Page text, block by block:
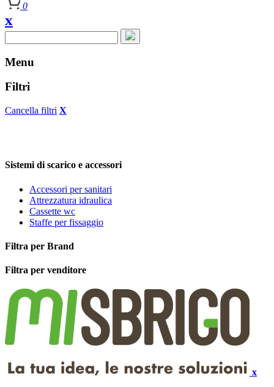
0
x
Menu
Filtri
Cancella filtri X
Sistemi di scarico e accessori
Accessori per sanitari
Attrezzatura idraulica
Cassette wc
Staffe per fissaggio
Filtra per Brand
Filtra per venditore
x